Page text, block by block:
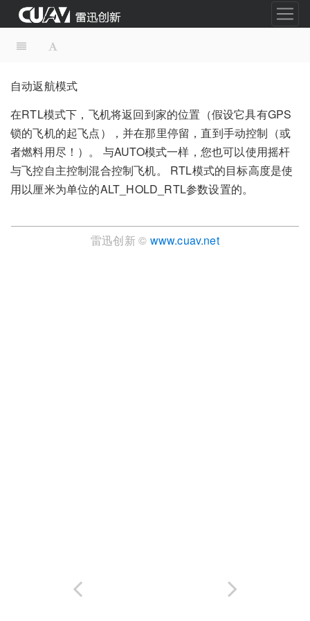
自动返航模式
在RTL模式下，飞机将返回到家的位置（假设它具有GPS
锁的飞机的起飞点），并在那里停留，直到手动控制（或
者燃料用尽！）。 与AUTO模式一样，您也可以使用摇杆
与飞控自主控制混合控制飞机。 RTL模式的目标高度是使
用以厘米为单位的ALT_HOLD_RTL参数设置的。
雷迅创新 © www.cuav.net